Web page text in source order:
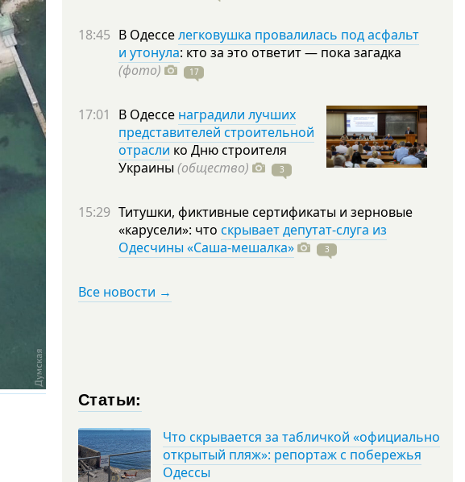
18:45 В Одесселегковушка провалилась под асфальт
и утонула: кто за это ответит — пока загадка
(фото)
17
17:01 В Одессе наградили лучших
представителей строительной
отрасли ко Дню строителя
Украины (общество) 3
15:29 Титушки, фиктивные сертификаты и зерновые
«карусели»: что скрывает депутат-слуга из
Одесчины «Саша-мешалка»
3
Все новости →
Статьи:
Что скрывается за табличкой «официально
открытый пляж»: репортаж с побережья
Одессы